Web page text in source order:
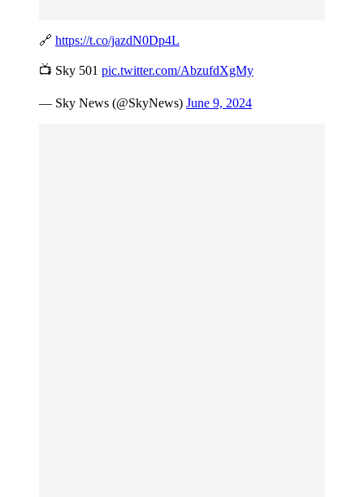
🔗 https://t.co/jazdN0Dp4L
📺 Sky 501 pic.twitter.com/AbzufdXgMy
— Sky News (@SkyNews) June 9, 2024